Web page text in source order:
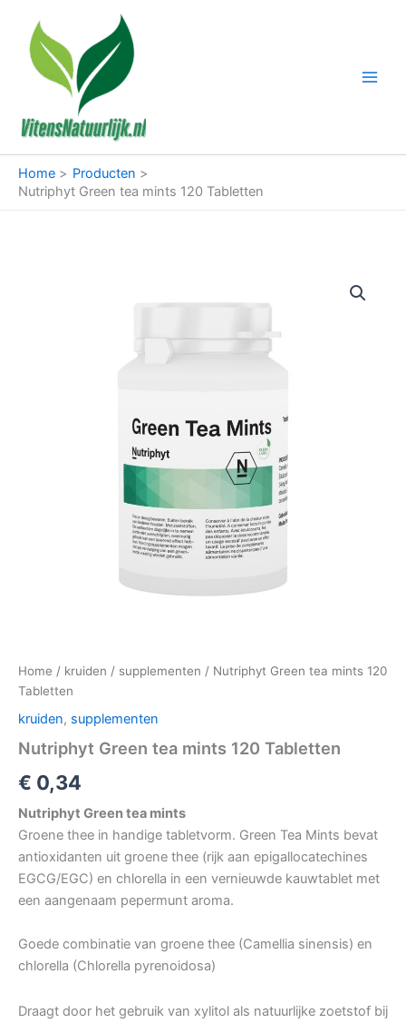
inhoud
Home
Producten
Nutriphyt Green tea mints 120 Tabletten
Home / kruiden / supplementen / Nutriphyt Green tea mints 120
Tabletten
kruiden, supplementen
Nutriphyt Green tea mints 120 Tabletten
€ 0,34
Nutriphyt Green tea mints
Groene thee in handige tabletvorm. Green Tea Mints bevat
antioxidanten uit groene thee (rijk aan epigallocatechines
EGCG/EGC) en chlorella in een vernieuwde kauwtablet met
een aangenaam pepermunt aroma.
Goede combinatie van groene thee (Camellia sinensis) en
chlorella (Chlorella pyrenoidosa)
Draagt door het gebruik van xylitol als natuurlijke zoetstof bij